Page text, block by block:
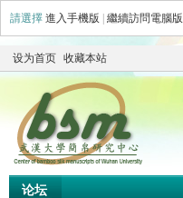
請選擇 進入手機版 繼續訪問電腦版
设为首页 收藏本站
论坛